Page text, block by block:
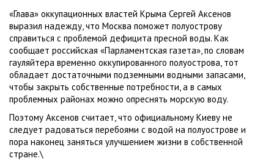
«Глава» оккупационных властей Крыма Сергей Аксенов
выразил надежду, что Москва поможет полуострову
справиться с проблемой дефицита пресной воды. Как
сообщает российская «Парламентская газета», по словам
гауляйтера временно оккупированного полуострова, тот
обладает достаточными подземными водными запасами,
чтобы закрыть собственные потребности, а в самых
проблемных районах можно опреснять морскую воду.
Поэтому Аксенов считает, что официальному Киеву не
следует радоваться перебоями с водой на полуострове и
пора наконец заняться улучшением жизни в собственной
стране.\